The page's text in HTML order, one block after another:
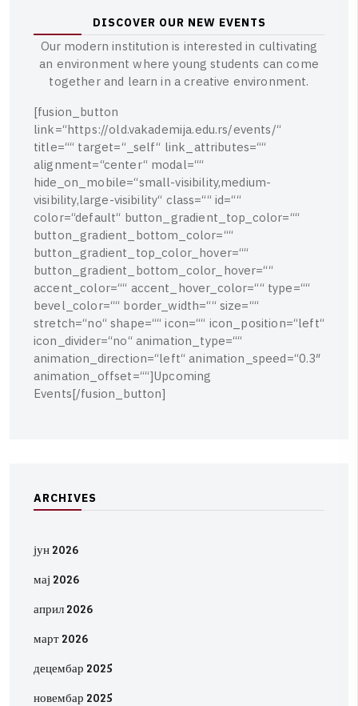
DISCOVER OUR NEW EVENTS
Our modern institution is interested in cultivating
an environment where young students can come
together and learn in a creative environment.
[fusion button
link=“https://old.vakademija.edu.rs/events/“
title=““ target=“_ self“ link attributes=““
alignment=“center“ modal=““
hide on mobile=“small-visibility,medium-
visibility,large-visibility“ class=““ id=““
color=“default“ button gradient top color=““
button _gradient bottom color=““
button _gradient top_color_ hover=““
button _gradient bottom color_ hover=““
accent _color=““ accent hover_ color=““ type=““
bevel_ color=““ border_width=““ size=““
stretch=“no“ shape=““ icon=““ icon position=“left“
icon divider=“no“ animation type=““
animation direction=“left“ animation speed=“0.3″
animation offset=““]Upcoming
Events[/fusion button]
ARCHIVES
јун 2026
мај 2026
април 2026
март 2026
децембар 2025
новембар 2025